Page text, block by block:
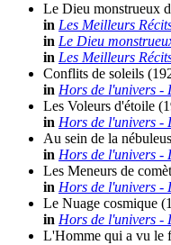
Le Dieu monstrueux
in Les Meilleurs
in Le Dieu
in Les Meilleurs
Conflits de soleils
in Hors de l'univers -
Les Voleurs d'étoile
in Hors de l'univers -
Au sein de la
in Hors de l'univers -
Les Meneurs de
in Hors de l'univers -
Le Nuage cosmique
in Hors de l'univers -
L'Homme qui a vu le